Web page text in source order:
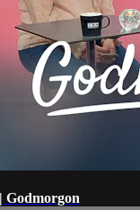
Godmorgon